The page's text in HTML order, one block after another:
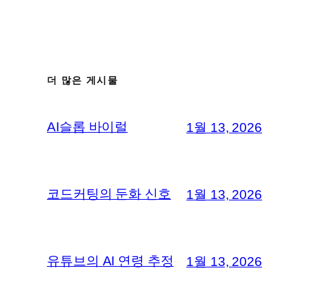
더 많은 게시물
AI슬롭 바이럴 1월 13, 2026
코드커팅의 둔화 신호 1월 13, 2026
유튜브의 AI 연령 추정 1월 13, 2026